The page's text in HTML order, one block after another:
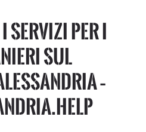
I servizi per i
sul
–